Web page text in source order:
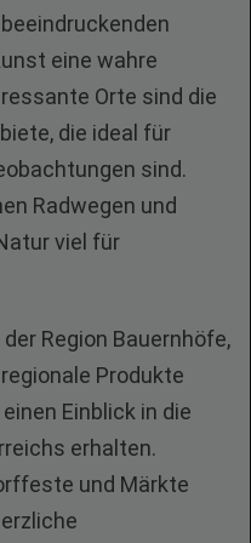
eine wahre
Orte sind die
die ideal für
sind.
Radwegen und
viel für
Region Bauernhöfe,
Produkte
Einblick in die
erhalten.
und Märkte